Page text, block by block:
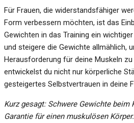
Für Frauen, die widerstandsfähiger
Form verbessern möchten, ist das
Gewichten in das Training ein
und steigere die Gewichte allmählich,
Herausforderung für deine Muskeln
entwickelst du nicht nur körperliche
gesteigertes Selbstvertrauen in deine
Kurz gesagt: Schwere Gewichte
Garantie für einen muskulösen